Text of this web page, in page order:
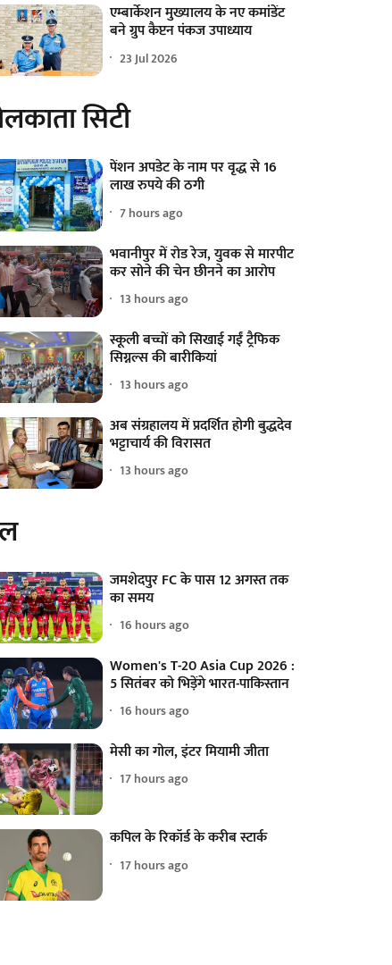
एम्बार्केशन मुख्यालय के नए कमांडेंट
बने ग्रुप कैप्टन पंकज उपाध्याय
23 Jul 2026
सिटी
पेंशन अपडेट के नाम पर वृद्ध से 16
लाख रुपये की ठगी
7 hours ago
भवानीपुर में रोड रेज, युवक से मारपीट
कर सोने की चेन छीनने का आरोप
13 hours ago
स्कूली बच्चों को सिखाई गईं ट्रैफिक
सिग्नल्स की बारीकियां
13 hours ago
अब संग्रहालय में प्रदर्शित होगी बुद्धदेव
भट्टाचार्य की विरासत
13 hours ago
जमशेदपुर FC के पास 12 अगस्त तक
का समय
16 hours ago
Women's T-20 Asia Cup 2026 :
5 सितंबर को भिड़ेंगे भारत-पाकिस्तान
16 hours ago
मेसी का गोल, इंटर मियामी जीता
17 hours ago
कपिल के रिकॉर्ड के करीब स्टार्क
17 hours ago